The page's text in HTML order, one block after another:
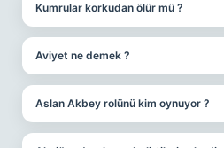
Kumrular korkudan ölür mü ?
Aviyet ne demek ?
Aslan Akbey rolünü kim oynuyor ?